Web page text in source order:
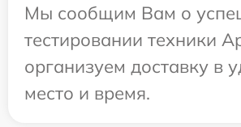
Мы сообщим Вам о
тестировании техники
организуем доставку в
место и время.